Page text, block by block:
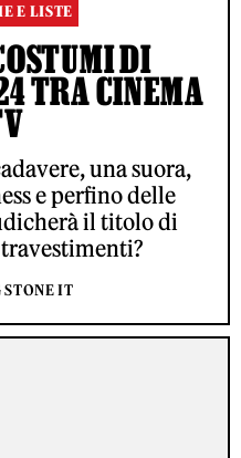
E LISTE
DI
TRA CINEMA
una suora,
e perfino delle
il titolo di
IT